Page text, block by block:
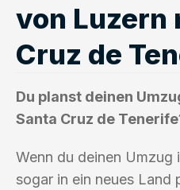
von Luzern
Cruz de
Du planst deinen
Santa Cruz de
Wenn du deinen Umzug
sogar in ein neues Land